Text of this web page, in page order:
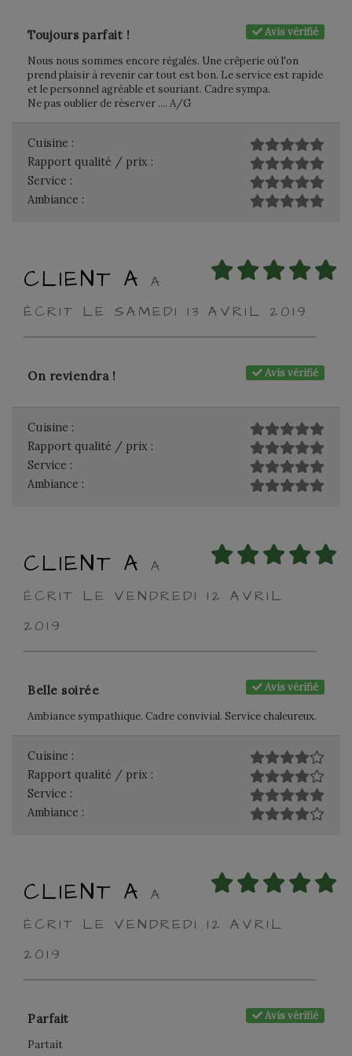
Avis vérifié
Toujours parfait !
Nous nous sommes encore régalés. Une crêperie où l'on
prend plaisir à revenir car tout est bon. Le service est rapide
et le personnel agréable et souriant. Cadre sympa.
Ne pas oublier de réserver .... A/G
Cuisine :
Rapport qualité / prix :
Service :
Ambiance :
CLIENT A
A
ÉCRIT LE SAMEDI 13 AVRIL 2019
Avis vérifié
On reviendra !
Cuisine :
Rapport qualité / prix :
Service :
Ambiance :
CLIENT A
A
ÉCRIT LE VENDREDI 12 AVRIL
2019
Avis vérifié
Belle soirée
Ambiance sympathique. Cadre convivial. Service chaleureux.
Cuisine :
Rapport qualité / prix :
Service :
Ambiance :
CLIENT A
A
ÉCRIT LE VENDREDI 12 AVRIL
2019
Avis vérifié
Parfait
Partait